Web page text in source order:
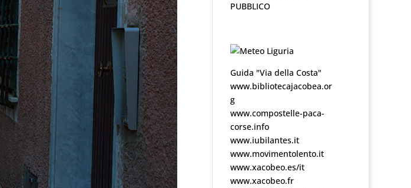
PUBBLICO
Guida "Via della Costa"
www.bibliotecajacobea.or
g
www.compostelle-paca-
corse.info
www.iubilantes.it
www.movimentolento.it
www.xacobeo.es/it
www.xacobeo.fr